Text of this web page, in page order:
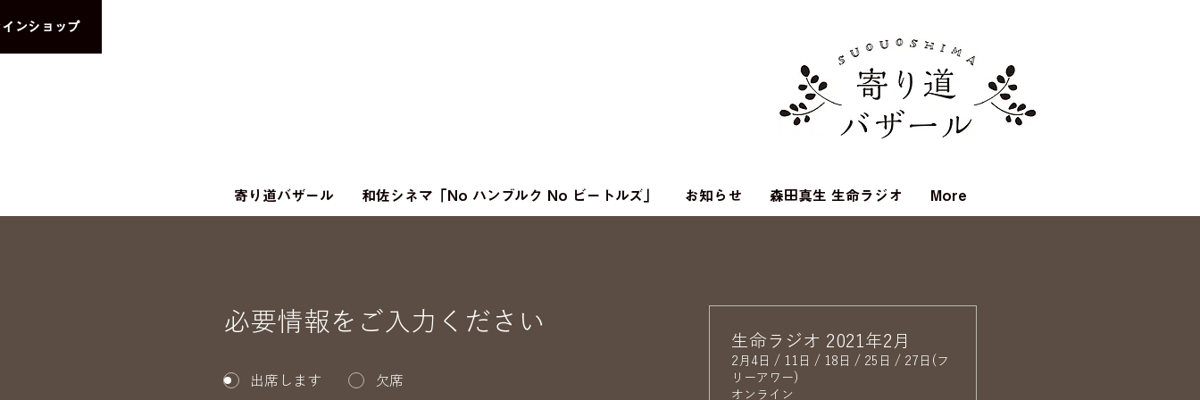
ンショップ
寄り道バザール 和佐シネマ「No ハンブルク No ビートルズ」 お知らせ 森田真生 生命ラジオ More
必要情報をご入力ください
出席します 欠席
生命ラジオ 2021年2月
2月4日 / 11日 / 18日 / 25日 / 27日(フ
リーアワー)
オンライン